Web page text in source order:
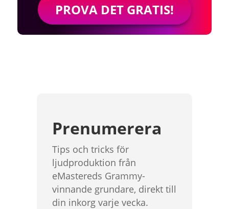
PROVA DET GRATIS!
Prenumerera
Tips och tricks för
ljudproduktion från
eMastereds Grammy-
vinnande grundare, direkt till
din inkorg varje vecka.